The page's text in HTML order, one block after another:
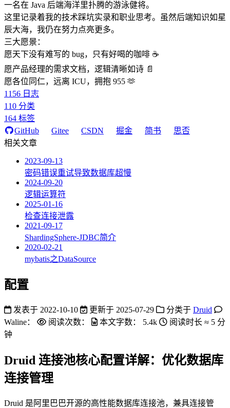
一名在 Java 后端海洋里扑腾的游泳健将。
这里记录着我的技术踩坑实录和职业思考。虽然后端知识如星
辰大海，我仍在努力点亮更多。
三大愿景：
愿天下没有难写的 bug，只有好喝的咖啡 ☕️
愿产品经理的需求文档，逻辑清晰如诗 📄
愿各位同仁，远离 ICU，拥抱 955 🫶
1156 日志
110 分类
164 标签
GitHub
Gitee CSDN 掘金 简书
思否
相关文章
2023-09-13
密码错误重试导致数据库超慢
2024-09-20
逻辑运算符
2025-01-16
检查连接泄露
2021-09-17
ShardingSphere-JDBC简介
2020-02-21
mybatis之DataSource
配置
发表于 2022-10-10 更新于 2025-07-29 分类于 Druid
Waline：
阅读次数： 本文字数： 5.4k 阅读时长 ≈ 5 分
钟
Druid 连接池核心配置详解：优化数据库
连接管理
Druid 是阿里巴巴开源的高性能数据库连接池，兼具连接管